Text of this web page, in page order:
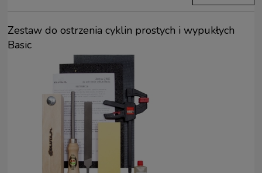
Zestaw do ostrzenia cyklin prostych i wypukłych
Basic